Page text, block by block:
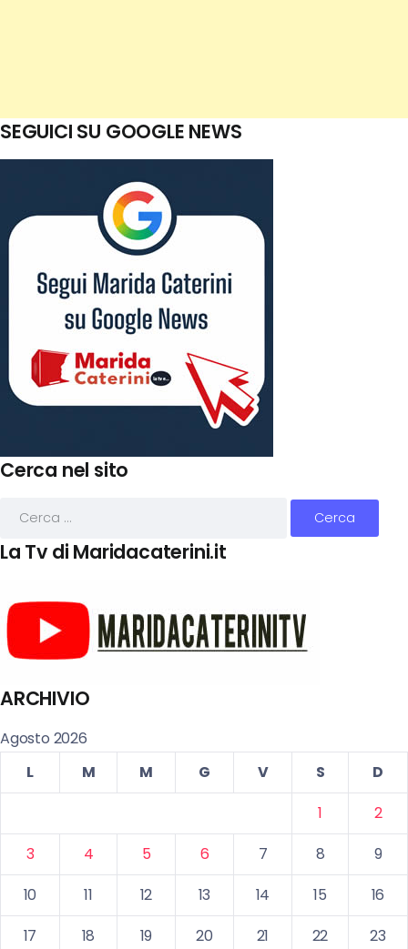
SEGUICI SU GOOGLE NEWS
Cerca nel sito
La Tv di Maridacaterini.it
ARCHIVIO
Agosto 2026
L
M M G V S
D
1
2
3
4 5 6 7 8
9
10
11 12 13 14 15
16
17
18 19 20 21 22
23